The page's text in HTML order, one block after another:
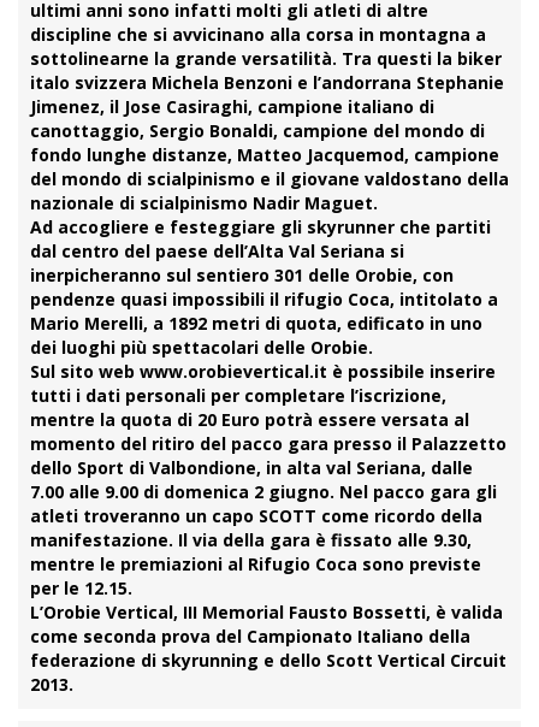
ultimi anni sono infatti molti gli atleti di altre
discipline che si avvicinano alla corsa in montagna a
sottolinearne la grande versatilità. Tra questi la biker
italo svizzera Michela Benzoni e l’andorrana Stephanie
Jimenez, il Jose Casiraghi, campione italiano di
canottaggio, Sergio Bonaldi, campione del mondo di
fondo lunghe distanze, Matteo Jacquemod, campione
del mondo di scialpinismo e il giovane valdostano della
nazionale di scialpinismo Nadir Maguet.
Ad accogliere e festeggiare gli skyrunner che partiti
dal centro del paese dell’Alta Val Seriana si
inerpicheranno sul sentiero 301 delle Orobie, con
pendenze quasi impossibili il rifugio Coca, intitolato a
Mario Merelli, a 1892 metri di quota, edificato in uno
dei luoghi più spettacolari delle Orobie.
Sul sito web www.orobievertical.it è possibile inserire
tutti i dati personali per completare l’iscrizione,
mentre la quota di 20 Euro potrà essere versata al
momento del ritiro del pacco gara presso il Palazzetto
dello Sport di Valbondione, in alta val Seriana, dalle
7.00 alle 9.00 di domenica 2 giugno. Nel pacco gara gli
atleti troveranno un capo SCOTT come ricordo della
manifestazione. Il via della gara è fissato alle 9.30,
mentre le premiazioni al Rifugio Coca sono previste
per le 12.15.
L’Orobie Vertical, III Memorial Fausto Bossetti, è valida
come seconda prova del Campionato Italiano della
federazione di skyrunning e dello Scott Vertical Circuit
2013.